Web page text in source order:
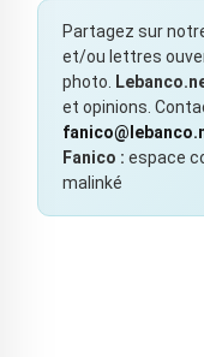
Partagez sur
et/ou lettres
photo.
et opinions.
Fanico : espace
malinké